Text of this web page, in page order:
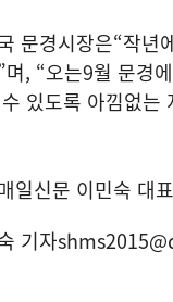
문경시장은“작년
며, “오는9월 문경
있도록 아낌없는
일신문 이민숙 대표
기자